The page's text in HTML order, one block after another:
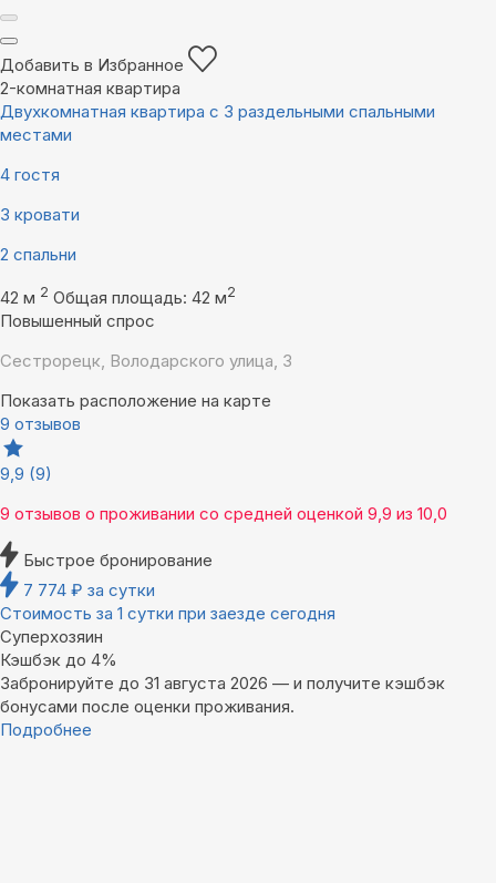
Добавить в Избранное
2-комнатная квартира
Двухкомнатная квартира с 3 раздельными спальными
местами
4 гостя
3 кровати
2 спальни
42 м 2 Общая площадь: 42 м2
Повышенный спрос
Сестрорецк, Володарского улица, 3
Показать расположение на карте
9 отзывов
9,9 (9)
9 отзывов о проживании со средней оценкой 9,9 из 10,0
Быстрое бронирование
7 774 ₽ за сутки
Стоимость за 1 сутки при заезде сегодня
Суперхозяин
Кэшбэк до 4%
Забронируйте до 31 августа 2026 — и получите кэшбэк
бонусами после оценки проживания.
Подробнее